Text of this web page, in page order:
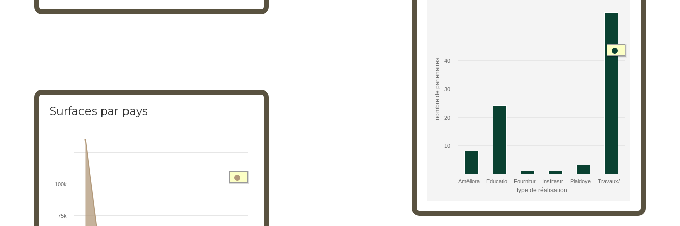
Surfaces par pays
Surfaces par pays
Chart with 8 data points.
View as data table, Surfaces par pays
The chart has 1 X axis displaying categories.
The chart has 1 Y axis displaying values. Range: 0 to 142137.45.
75k
100k
Nombre de partenaires
View as data table, Nombre de partenaires par type de réalisation
The chart has 1 X axis displaying type de réalisation.
The chart has 1 Y axis displaying nombre de partenaires. Range: 0 to
type de réalisation
nombre de partenaires
Améliora… Educatio… Fournitur… Insfrastr… Plaidoye… Travaux/…
10
20
30
40